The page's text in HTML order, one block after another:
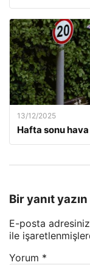
13/12/2025
Hafta sonu
Bir yanıt yazın
E-posta
ile
Yorum *